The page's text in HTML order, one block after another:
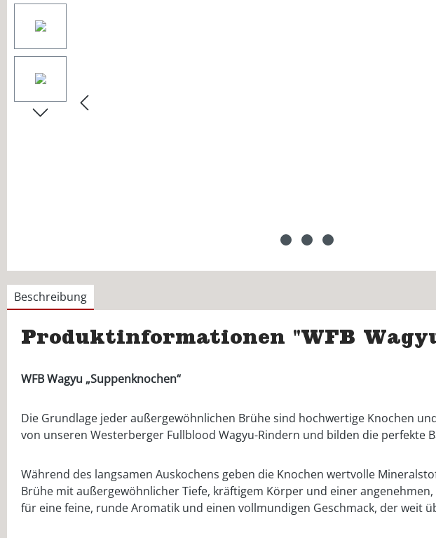
Beschreibung
Produktinformationen "WFB
WFB Wagyu „Suppenknochen“
Die Grundlage jeder außergewöhnlichen Brühe sind hochwertige Knochen
von unseren Westerberger Fullblood Wagyu-Rindern und bilden die perfekte
Während des langsamen Auskochens geben die Knochen wertvolle
Brühe mit außergewöhnlicher Tiefe, kräftigem Körper und einer
für eine feine, runde Aromatik und einen vollmundigen Geschmack, der weit